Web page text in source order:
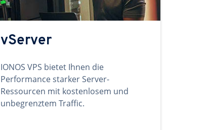
vServer
IONOS VPS bietet Ihnen die
Performance starker Server-
Ressourcen mit kostenlosem und
unbegrenztem Traffic.